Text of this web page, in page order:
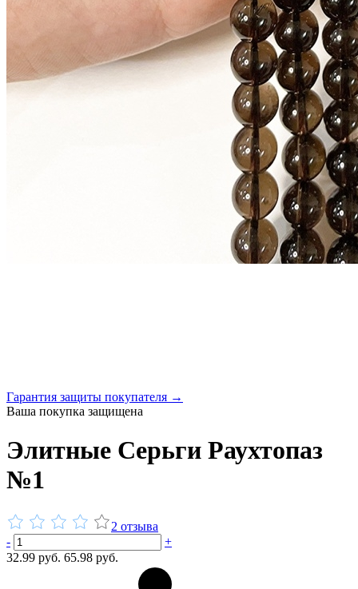
Гарантия защиты покупателя →
Ваша покупка защищена
Элитные Серьги Раухтопаз
№1
2 отзыва
-
+
32.99 руб. 65.98 руб.